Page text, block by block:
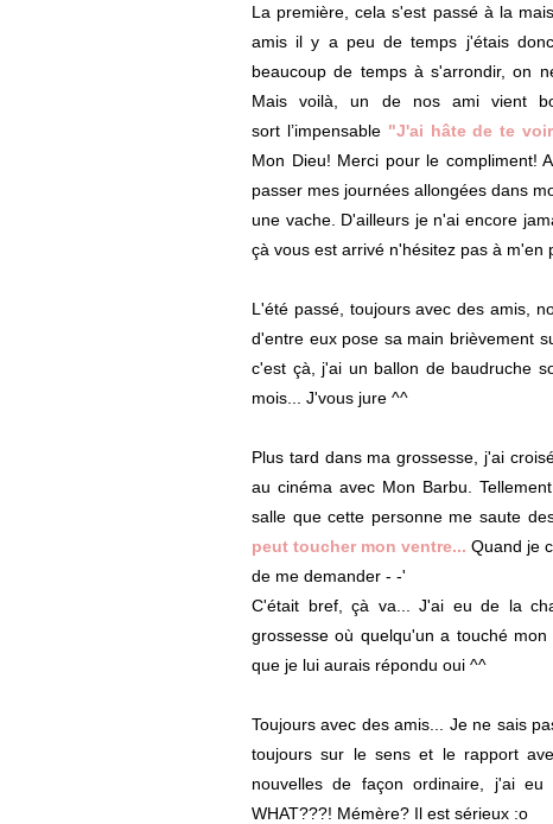
La première, cela s'est passé à la
amis il y a peu de temps j'étais
beaucoup de temps à s'arrondir, on
Mais voilà, un de nos ami vient
sort l’impensable "J'ai hâte de te
Mon Dieu! Merci pour le compliment!
passer mes journées allongées dans
une vache. D'ailleurs je n'ai encore
çà vous est arrivé n'hésitez pas à m'en
L'été passé, toujours avec des amis,
d'entre eux pose sa main brièvement
c'est çà, j'ai un ballon de baudruche
mois... J'vous jure ^^
Plus tard dans ma grossesse, j'ai
au cinéma avec Mon Barbu.
salle que cette personne me saute
peut toucher mon ventre... Quand je
de me demander - -'
C'était bref, çà va... J'ai eu de la
grossesse où quelqu'un a touché
que je lui aurais répondu oui ^^
Toujours avec des amis... Je ne sais
toujours sur le sens et le rapport
nouvelles de façon ordinaire, j'ai
WHAT???! Mémère? Il est sérieux :o